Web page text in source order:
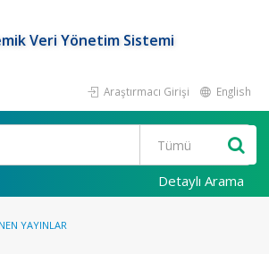
Veri Yönetim Sistemi
Araştırmacı Girişi English
Detaylı Arama
YAYINLAR